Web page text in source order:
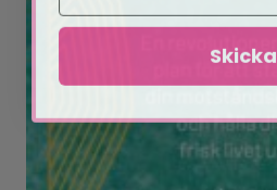
Skicka